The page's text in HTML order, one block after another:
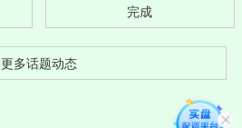
完成
更多话题动态